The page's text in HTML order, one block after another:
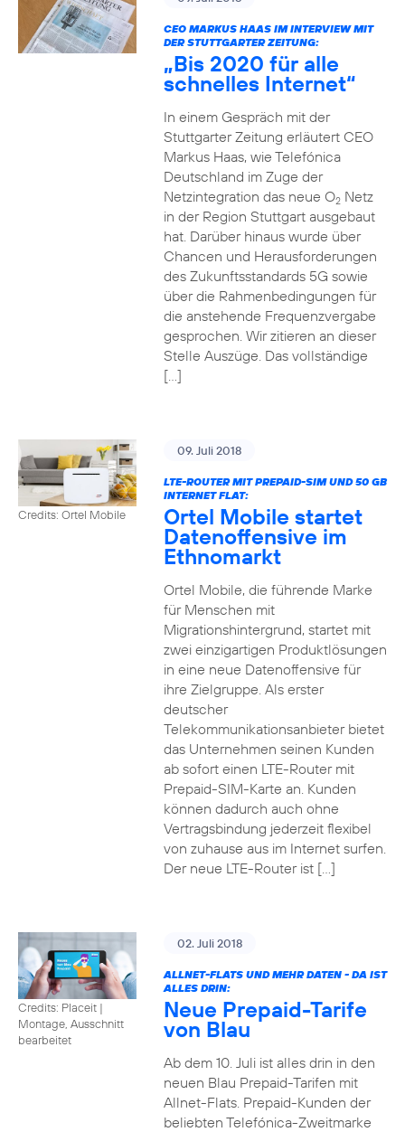
CEO MARKUS HAAS IM INTERVIEW MIT
DER STUTTGARTER ZEITUNG:
„Bis 2020 für alle
schnelles Internet“
In einem Gespräch mit der
Stuttgarter Zeitung erläutert CEO
Markus Haas, wie Telefónica
Deutschland im Zuge der
Netzintegration das neue O2Netz
in der Region Stuttgart ausgebaut
hat. Darüber hinaus wurde über
Chancen und Herausforderungen
des Zukunftsstandards 5G sowie
über die Rahmenbedingungen für
die anstehende Frequenzvergabe
gesprochen. Wir zitieren an dieser
Stelle Auszüge. Das vollständige
[…]
Credits: Ortel Mobile
09. Juli 2018
LTE-ROUTER MIT PREPAID-SIM UND 50 GB
INTERNET FLAT:
Ortel Mobile startet
Datenoffensive im
Ethnomarkt
Ortel Mobile, die führende Marke
für Menschen mit
Migrationshintergrund, startet mit
zwei einzigartigen Produktlösungen
in eine neue Datenoffensive für
ihre Zielgruppe. Als erster
deutscher
Telekommunikationsanbieter bietet
das Unternehmen seinen Kunden
ab sofort einen LTE-Router mit
Prepaid-SIM-Karte an. Kunden
können dadurch auch ohne
Vertragsbindung jederzeit flexibel
von zuhause aus im Internet surfen.
Der neue LTE-Router ist […]
Credits: Placeit |
Montage, Ausschnitt
bearbeitet
02. Juli 2018
ALLNET-FLATS UND MEHR DATEN - DA IST
ALLES DRIN:
Neue Prepaid-Tarife
von Blau
Ab dem 10. Juli ist alles drin in den
neuen Blau Prepaid-Tarifen mit
Allnet-Flats. Prepaid-Kunden der
beliebten Telefónica-Zweitmarke